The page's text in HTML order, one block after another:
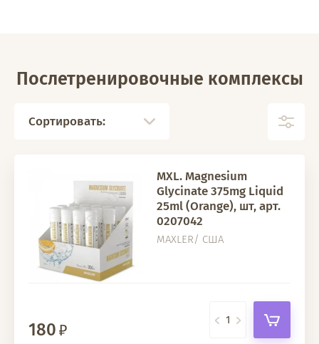
Послетренировочные комплексы
Сортировать:
MXL. Magnesium
Glycinate 375mg Liquid
25ml (Orange), шт, арт.
0207042
MAXLER/ США
180